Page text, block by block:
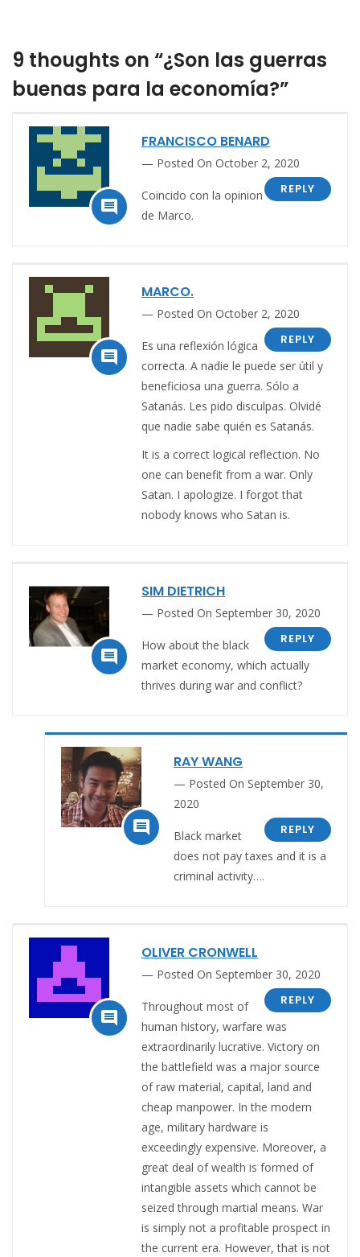
9 thoughts on “¿Son las guerras
buenas para la economía?”

FRANCISCO BENARD
Posted On October 2, 2020
REPLY
Coincido con la opinion
de Marco.

MARCO.
Posted On October 2, 2020
REPLY
Es una reflexión lógica
correcta. A nadie le puede ser útil y
beneficiosa una guerra. Sólo a
Satanás. Les pido disculpas. Olvidé
que nadie sabe quién es Satanás.
It is a correct logical reflection. No
one can benefit from a war. Only
Satan. I apologize. I forgot that
nobody knows who Satan is.

SIM DIETRICH
Posted On September 30, 2020
REPLY
How about the black
market economy, which actually
thrives during war and conflict?

RAY WANG
Posted On September 30,
2020
REPLY
Black market
does not pay taxes and it is a
criminal activity….

OLIVER CRONWELL
Posted On September 30, 2020
REPLY
Throughout most of
human history, warfare was
extraordinarily lucrative. Victory on
the battlefield was a major source
of raw material, capital, land and
cheap manpower. In the modern
age, military hardware is
exceedingly expensive. Moreover, a
great deal of wealth is formed of
intangible assets which cannot be
seized through martial means. War
is simply not a profitable prospect in
the current era. However, that is not